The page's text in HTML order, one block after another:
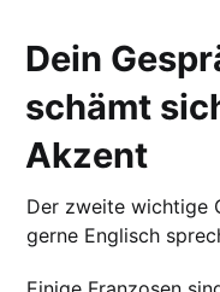
Dein
schämt
Akzent
Der zweite wichtige
gerne Englisch